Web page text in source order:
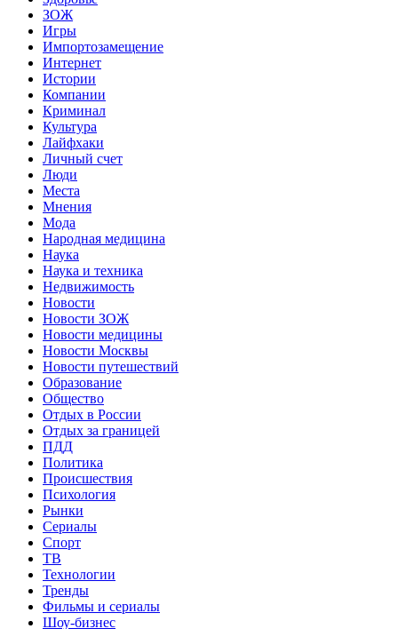
ЗОЖ
Игры
Импортозамещение
Интернет
Истории
Компании
Криминал
Культура
Лайфхаки
Личный счет
Люди
Места
Мнения
Мода
Народная медицина
Наука
Наука и техника
Недвижимость
Новости
Новости ЗОЖ
Новости медицины
Новости Москвы
Новости путешествий
Образование
Общество
Отдых в России
Отдых за границей
ПДД
Политика
Происшествия
Психология
Рынки
Сериалы
Спорт
ТВ
Технологии
Тренды
Фильмы и сериалы
Шоу-бизнес